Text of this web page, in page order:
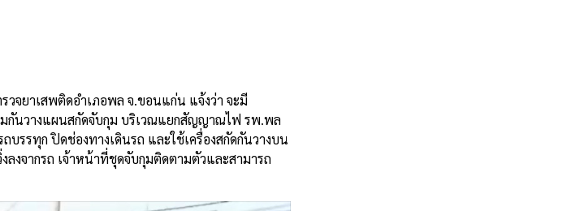
วจยาเสพติดอำเภอพล จ.ขอนแก่น แจ้งว่า จะมี
มกันวางแผนสกัดจับกุม บริเวณแยกสัญญาณไฟ รพ.พล
ถบรรทุก ปิดช่องทางเดินรถ และใช้เครื่องสกัดกันวางบน
ลงจากรถ เจ้าหน้าที่ชุดจับกุมติดตามตัวและสามารถ